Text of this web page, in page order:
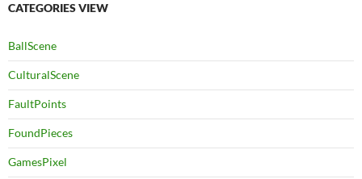
CATEGORIES VIEW
BallScene
CulturalScene
FaultPoints
FoundPieces
GamesPixel